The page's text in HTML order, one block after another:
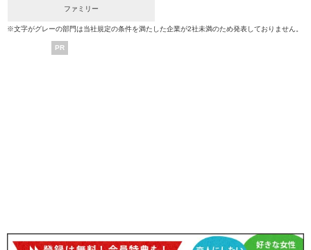
ファミリー
※文字がグレーの部門は当社規定の条件を満たした企業が2社未満のため発表しておりません。
PR